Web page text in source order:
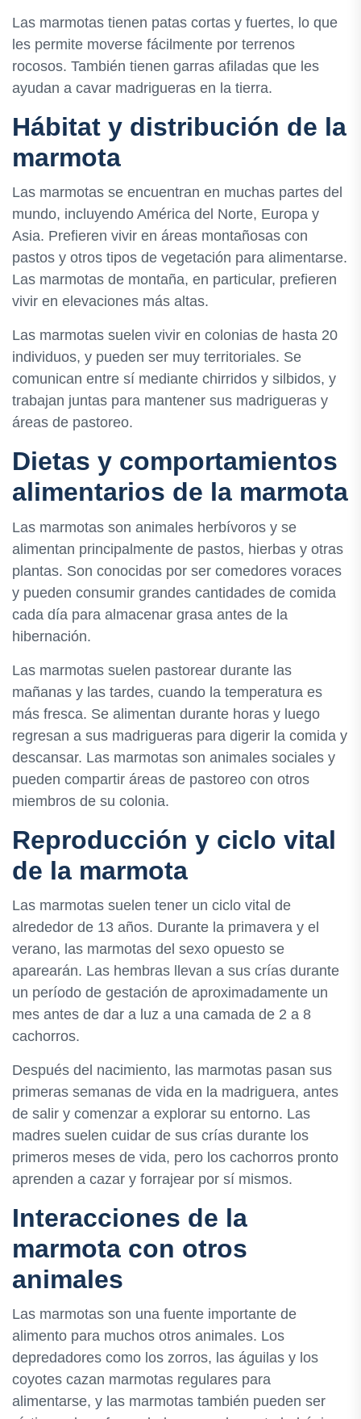
Las marmotas tienen patas cortas y fuertes, lo que
les permite moverse fácilmente por terrenos
rocosos. También tienen garras afiladas que les
ayudan a cavar madrigueras en la tierra.
Hábitat y distribución de la
marmota
Las marmotas se encuentran en muchas partes del
mundo, incluyendo América del Norte, Europa y
Asia. Prefieren vivir en áreas montañosas con
pastos y otros tipos de vegetación para alimentarse.
Las marmotas de montaña, en particular, prefieren
vivir en elevaciones más altas.
Las marmotas suelen vivir en colonias de hasta 20
individuos, y pueden ser muy territoriales. Se
comunican entre sí mediante chirridos y silbidos, y
trabajan juntas para mantener sus madrigueras y
áreas de pastoreo.
Dietas y comportamientos
alimentarios de la marmota
Las marmotas son animales herbívoros y se
alimentan principalmente de pastos, hierbas y otras
plantas. Son conocidas por ser comedores voraces
y pueden consumir grandes cantidades de comida
cada día para almacenar grasa antes de la
hibernación.
Las marmotas suelen pastorear durante las
mañanas y las tardes, cuando la temperatura es
más fresca. Se alimentan durante horas y luego
regresan a sus madrigueras para digerir la comida y
descansar. Las marmotas son animales sociales y
pueden compartir áreas de pastoreo con otros
miembros de su colonia.
Reproducción y ciclo vital
de la marmota
Las marmotas suelen tener un ciclo vital de
alrededor de 13 años. Durante la primavera y el
verano, las marmotas del sexo opuesto se
aparearán. Las hembras llevan a sus crías durante
un período de gestación de aproximadamente un
mes antes de dar a luz a una camada de 2 a 8
cachorros.
Después del nacimiento, las marmotas pasan sus
primeras semanas de vida en la madriguera, antes
de salir y comenzar a explorar su entorno. Las
madres suelen cuidar de sus crías durante los
primeros meses de vida, pero los cachorros pronto
aprenden a cazar y forrajear por sí mismos.
Interacciones de la
marmota con otros
animales
Las marmotas son una fuente importante de
alimento para muchos otros animales. Los
depredadores como los zorros, las águilas y los
coyotes cazan marmotas regulares para
alimentarse, y las marmotas también pueden ser